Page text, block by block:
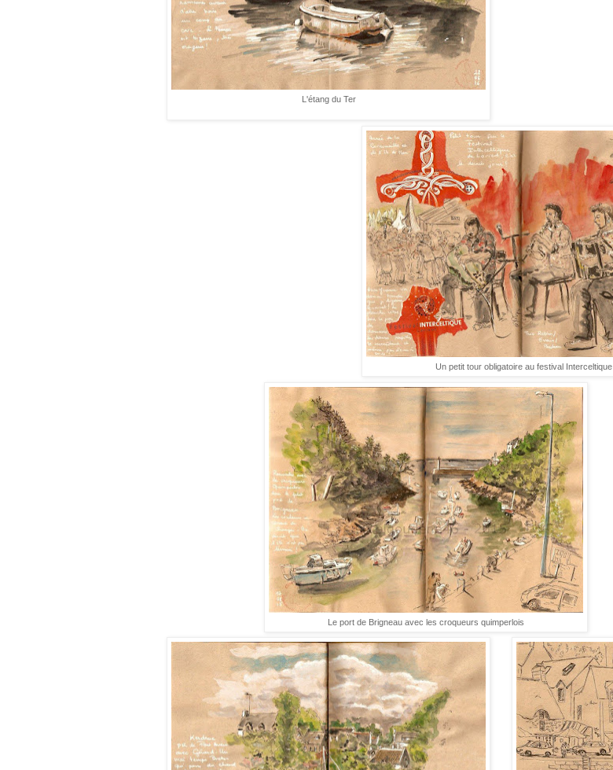
L'étang du Ter
Un petit tour obligatoire au festival Interceltique
Le port de Brigneau avec les croqueurs quimperlois